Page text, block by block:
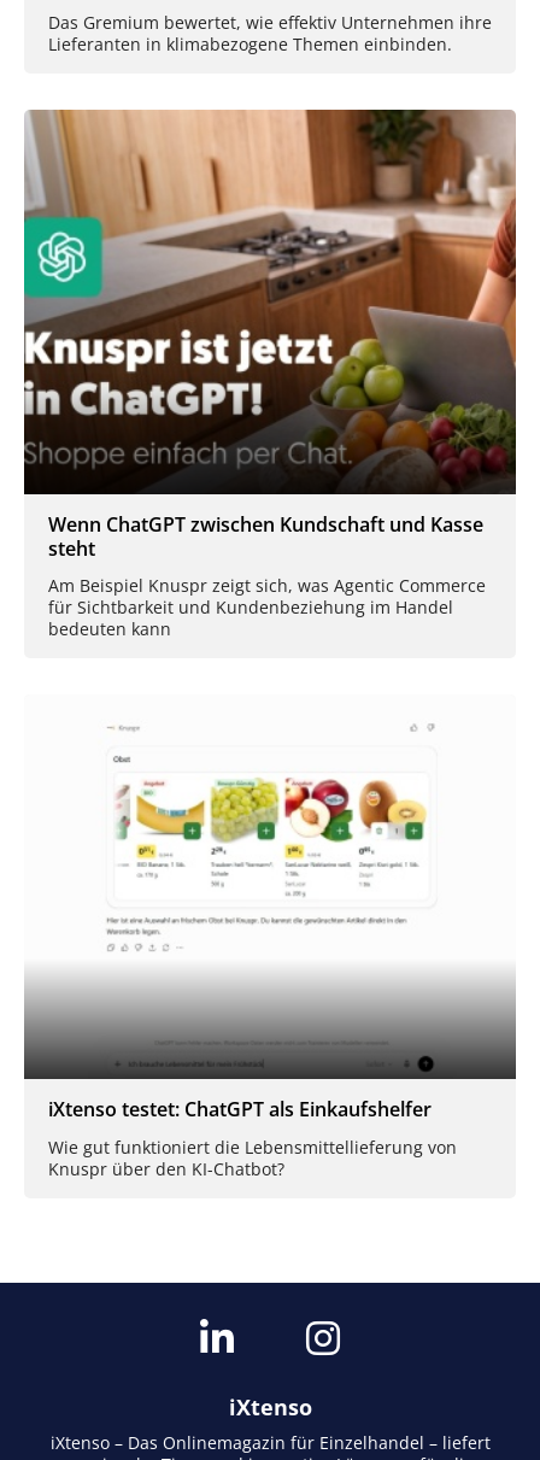
Das Gremium bewertet, wie effektiv Unternehmen ihre
Lieferanten in klimabezogene Themen einbinden.
Wenn ChatGPT zwischen Kundschaft und Kasse
steht
Am Beispiel Knuspr zeigt sich, was Agentic Commerce
für Sichtbarkeit und Kundenbeziehung im Handel
bedeuten kann
iXtenso testet: ChatGPT als Einkaufshelfer
Wie gut funktioniert die Lebensmittellieferung von
Knuspr über den KI-Chatbot?
iXtenso
iXtenso – Das Onlinemagazin für Einzelhandel – liefert